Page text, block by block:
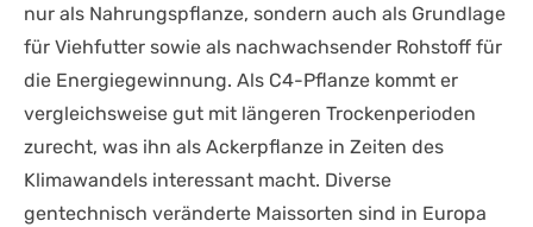
nur als Nahrungspflanze, sondern auch als Grundlage
für Viehfutter sowie als nachwachsender Rohstoff für
die Energiegewinnung. Als C4-Pflanze kommt er
vergleichsweise gut mit längeren Trockenperioden
zurecht, was ihn als Ackerpflanze in Zeiten des
Klimawandels interessant macht. Diverse
gentechnisch veränderte Maissorten sind in Europa